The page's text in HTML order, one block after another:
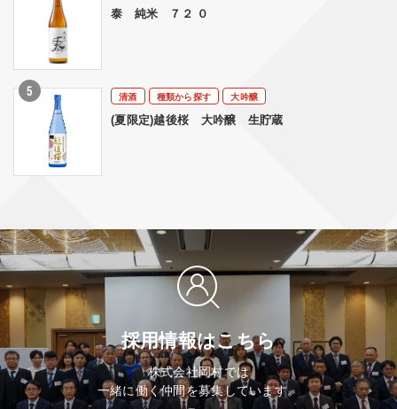
泰 純米 ７２ ０
清酒 種類から探す
大吟醸
(夏限定)越後桜 大吟醸 生貯蔵
採用情報はこちら
株式会社岡村では
一緒に働く仲間を募集しています。